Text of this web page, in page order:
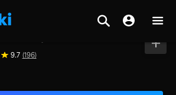
9.7 (196)